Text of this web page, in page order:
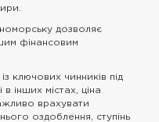
дозволяє
фінансовим
ключових чинників під
інших містах, ціна
врахувати
оздоблення, ступінь